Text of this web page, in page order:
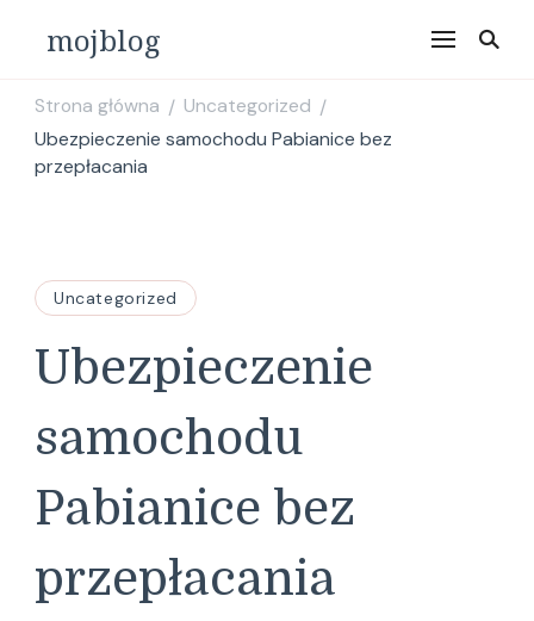
mojblog
Strona główna / Uncategorized /
Ubezpieczenie samochodu Pabianice bez
przepłacania
Uncategorized
Ubezpieczenie
samochodu
Pabianice bez
przepłacania